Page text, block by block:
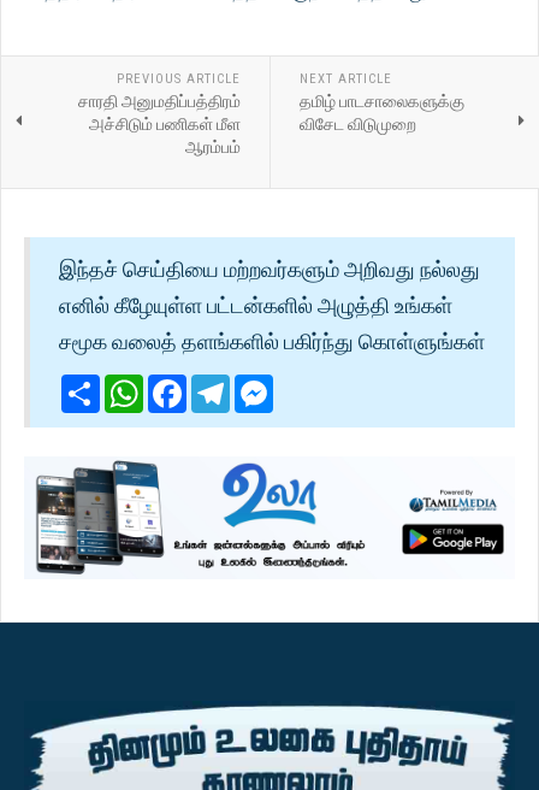
PREVIOUS ARTICLE
சாரதி அனுமதிப்பத்திரம்
அச்சிடும் பணிகள் மீள
ஆரம்பம்
NEXT ARTICLE
தமிழ் பாடசாலைகளுக்கு
விசேட விடுமுறை
இந்தச் செய்தியை மற்றவர்களும் அறிவது நல்லது
எனில் கீழேயுள்ள பட்டன்களில் அழுத்தி உங்கள்
சமூக வலைத் தளங்களில் பகிர்ந்து கொள்ளுங்கள்
ShareWhatsApp
Facebook
Telegram